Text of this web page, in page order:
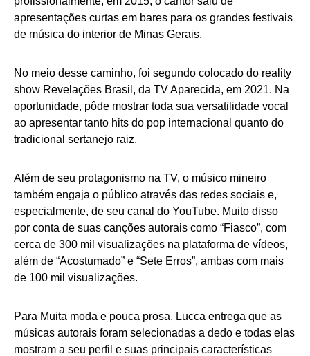
apresentações curtas em bares para os grandes festivais
de música do interior de Minas Gerais.
No meio desse caminho, foi segundo colocado do reality
show Revelações Brasil, da TV Aparecida, em 2021. Na
oportunidade, pôde mostrar toda sua versatilidade vocal
ao apresentar tanto hits do pop internacional quanto do
tradicional sertanejo raiz.
Além de seu protagonismo na TV, o músico mineiro
também engaja o público através das redes sociais e,
especialmente, de seu canal do YouTube. Muito disso
por conta de suas canções autorais como “Fiasco”, com
cerca de 300 mil visualizações na plataforma de vídeos,
além de “Acostumado” e “Sete Erros”, ambas com mais
de 100 mil visualizações.
Para Muita moda e pouca prosa, Lucca entrega que as
músicas autorais foram selecionadas a dedo e todas elas
mostram a seu perfil e suas principais características